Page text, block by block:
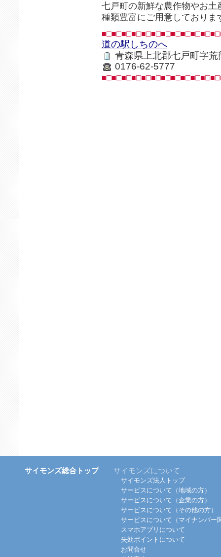
七戸町の新鮮な農作物やお土
種類豊富にご用意しておりま
道の駅しちのへ
青森県上北郡七戸町字
0176-62-5777
サイモンズ総合トップ サイモンズについて
サイモンズ法人トップ
サービスについて（地域の方）
サービスについて（企業の方）
サービスについて（その他の方）
サービスについて（マイナンバー
スマホアプリについて
失効ポイントについて
お問合せ